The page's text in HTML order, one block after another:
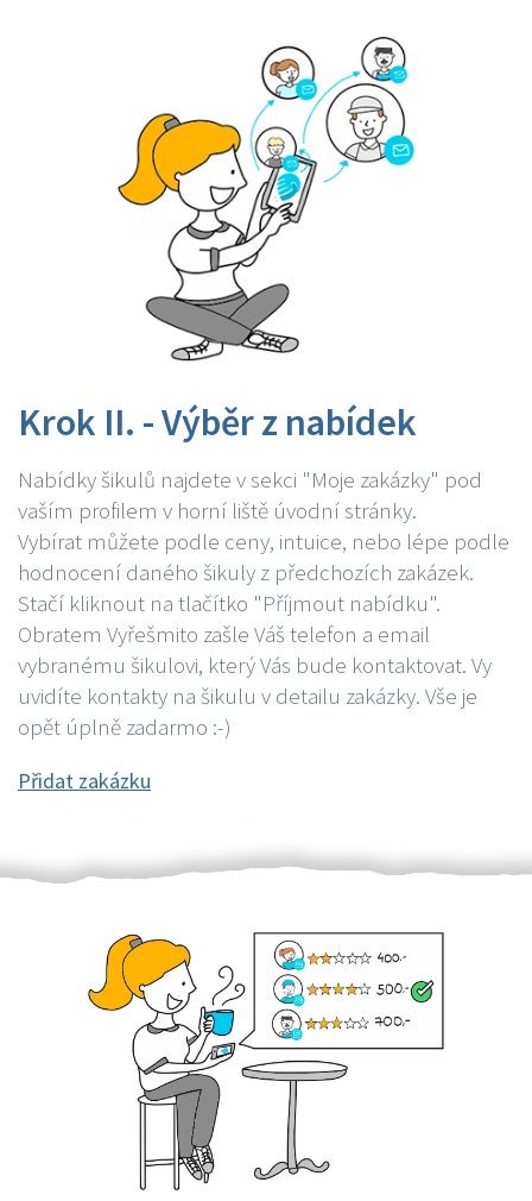
Krok II. - Výběr z nabídek
Nabídky šikulů najdete v sekci "Moje zakázky" pod
vaším profilem v horní liště úvodní stránky.
Vybírat můžete podle ceny, intuice, nebo lépe podle
hodnocení daného šikuly z předchozích zakázek.
Stačí kliknout na tlačítko "Příjmout nabídku".
Obratem Vyřešmito zašle Váš telefon a email
vybranému šikulovi, který Vás bude kontaktovat. Vy
uvidíte kontakty na šikulu v detailu zakázky. Vše je
opět úplně zadarmo :-)
Přidat zakázku